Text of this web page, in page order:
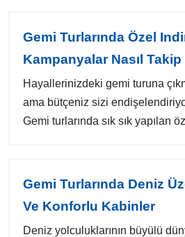
Gemi Turlarında Özel
Kampanyalar Nasıl
Hayallerinizdeki gemi turuna
ama bütçeniz sizi
Gemi turlarında sık sık yapılan
Gemi Turlarında Deniz
Ve Konforlu Kabinler
Deniz yolculuklarının büyülü